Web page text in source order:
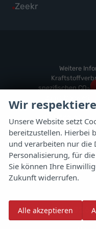
anzeigen
Volvo
Zeekr
Alle
Weitere
spezifischen CO2
'Leitfaden über
den offiziellen
entnommen
und bei der
GmbH'
© 2026
Wir
Unsere Website setzt
bereitzustellen. Hierbei
und verarbeiten nur die
Personalisierung, für
Sie können Ihre
Zukunft widerrufen.
Alle akzeptieren